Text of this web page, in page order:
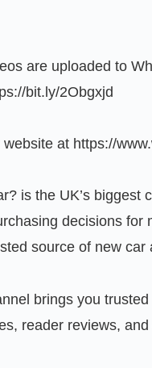
are uploaded to
bit.ly/2Obgxjd
website at https://
is the UK’s biggest
decisions for
source of new car
brings you
reader reviews,